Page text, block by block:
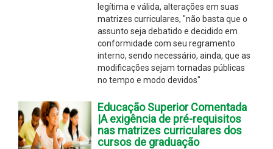
legítima e válida, alterações em suas
matrizes curriculares, "não basta que o
assunto seja debatido e decidido em
conformidade com seu regramento
interno, sendo necessário, ainda, que as
modificações sejam tornadas públicas
no tempo e modo devidos"
Educação Superior Comentada
|A exigência de pré-requisitos
nas matrizes curriculares dos
cursos de graduação